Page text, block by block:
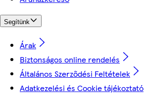
Segítünk
Árak
Biztonságos online rendelés
Általános Szerződési Feltételek
Adatkezelési és Cookie tájékoztató